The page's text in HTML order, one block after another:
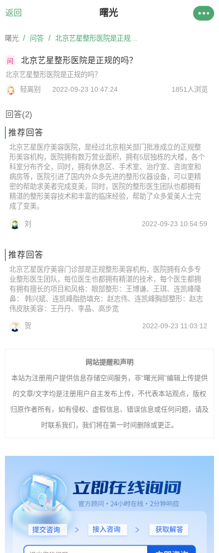
返回 曙光
曙光 / 问答 /
北京艺星整形医院是正规的吗？
北京艺星整形医院是正规的吗？
轻离别
2022-09-23 10:47:24 1851人浏览
回答(2)
推荐回答
北京艺星医疗美容医院，是经过北京相关部门批准成立的正规整
形美容机构，医院拥有数万营业面积，拥有5层独栋的大楼，各个
科室分布齐全，同时，拥有休息区、手术室、治疗室、咨询室和
病房等，医院引进了国内外众多先进的整形仪器设备，可以更精
密的帮助求美者完成变美，同时，医院的整形医生团队也都拥有
精湛的整形美容技术和丰富的临床经验，帮助了众多爱美人士完
成了变美。
刘 2022-09-23 10:54:59
推荐回答
北京艺星医疗美容门诊部是正规整形美容机构，医院拥有众多专
业整形医生团队，每位医生也都拥有精湛的技术，每个医生都拥
有拥有擅长的项目和风格：眼部整形：王博谦、王琪、连凯峰隆
鼻： 韩兴斌、连凯峰脂肪填充：赵志伟、连凯峰胸部整形：赵志
伟皮肤美容：王丹丹、李晶、高步宽
贺 2022-09-23 11:03:12
网站提醒和声明
本站为注册用户提供信息存储空间服务，非“曙光网”编辑上传提供
的文章/文字均是注册用户自主发布上传，不代表本站观点，版权
归原作者所有，如有侵权、虚假信息、错误信息或任何问题，请及
时联系我们，我们将在第一时间删除或更正。